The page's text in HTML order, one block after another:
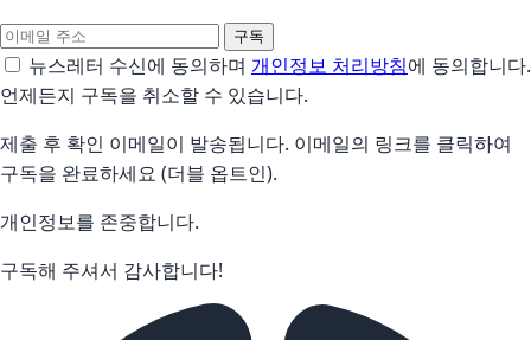
구독
뉴스레터 수신에 동의하며 개인정보 처리방침에 동의합니다.
언제든지 구독을 취소할 수 있습니다.
제출 후 확인 이메일이 발송됩니다. 이메일의 링크를 클릭하여
구독을 완료하세요 (더블 옵트인).
개인정보를 존중합니다.
구독해 주셔서 감사합니다!